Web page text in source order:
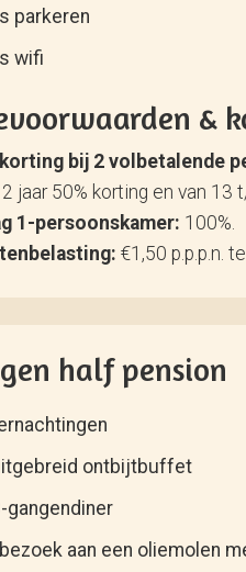
parkeren
wifi
&
bij 2 volbetalende
jaar 50% korting en van 13
1-persoonskamer: 100%.
€1,50 p.p.p.n.
half pension
ontbijtbuffet
gangendiner
aan een oliemolen